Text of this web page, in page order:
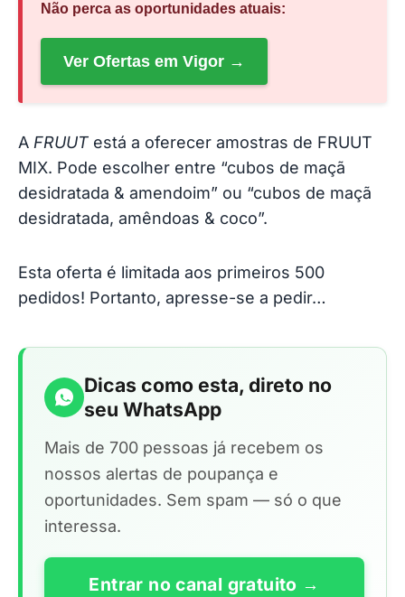
Não perca as oportunidades atuais:
Ver Ofertas em Vigor →
A FRUUT está a oferecer amostras de FRUUT
MIX. Pode escolher entre “cubos de maçã
desidratada & amendoim” ou “cubos de maçã
desidratada, amêndoas & coco”.
Esta oferta é limitada aos primeiros 500
pedidos! Portanto, apresse-se a pedir…
Dicas como esta, direto no
seu WhatsApp
Mais de 700 pessoas já recebem os
nossos alertas de poupança e
oportunidades. Sem spam — só o que
interessa.
Entrar no canal gratuito →